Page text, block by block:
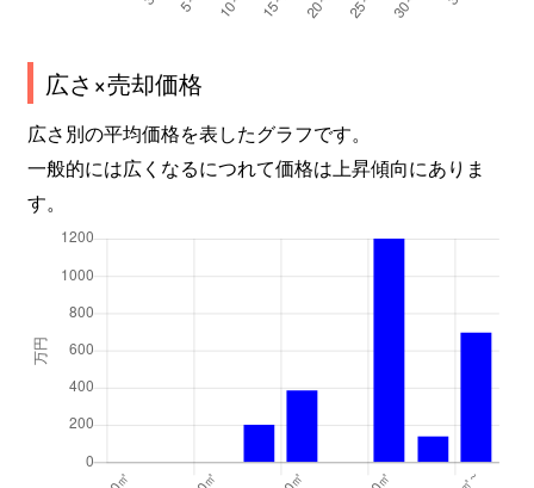
広さ×売却価格
広さ別の平均価格を表したグラフです。
一般的には広くなるにつれて価格は上昇傾向にありま
す。